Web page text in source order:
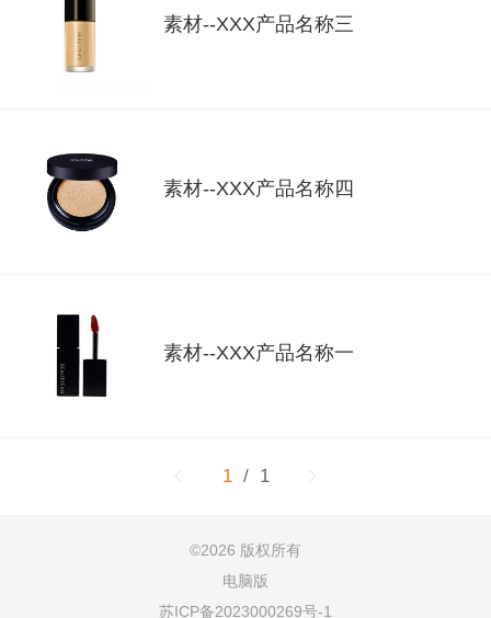
素材--XXX产品名称三
素材--XXX产品名称四
素材--XXX产品名称一
1 / 1
©2026 版权所有
电脑版
苏ICP备2023000269号-1